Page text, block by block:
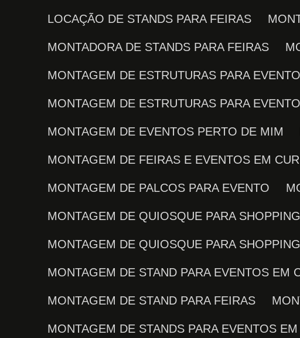
LOCAÇÃO DE STANDS PARA FEIRAS
MONTADORA DE STANDS PARA FEIRAS
MONTAGEM DE ESTRUTURAS PARA
MONTAGEM DE ESTRUTURAS PARA
MONTAGEM DE EVENTOS PERTO DE MIM
MONTAGEM DE FEIRAS E EVENTOS EM
MONTAGEM DE PALCOS PARA EVENTO
MONTAGEM DE QUIOSQUE PARA SHOPPING
MONTAGEM DE QUIOSQUE PARA
MONTAGEM DE STAND PARA EVENTOS EM
MONTAGEM DE STAND PARA FEIRAS
MONTAGEM DE STANDS PARA EVENTOS